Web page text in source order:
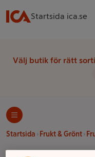
Startsida ica.se
Välj butik för rätt
Startsida Frukt & Grönt